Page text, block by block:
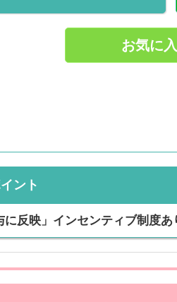
お気に
ント
に反映」インセンティブ制度